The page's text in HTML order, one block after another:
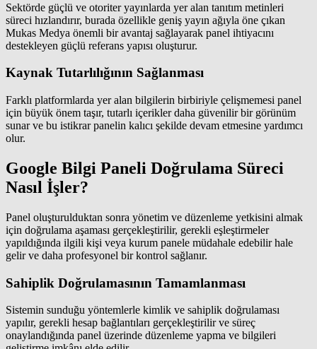
Sektörde güçlü ve otoriter yayınlarda yer alan tanıtım metinleri
süreci hızlandırır, burada özellikle geniş yayın ağıyla öne çıkan
Mukas Medya önemli bir avantaj sağlayarak panel ihtiyacını
destekleyen güçlü referans yapısı oluşturur.
Kaynak Tutarlılığının Sağlanması
Farklı platformlarda yer alan bilgilerin birbiriyle çelişmemesi panel
için büyük önem taşır, tutarlı içerikler daha güvenilir bir görünüm
sunar ve bu istikrar panelin kalıcı şekilde devam etmesine yardımcı
olur.
Google Bilgi Paneli Doğrulama Süreci
Nasıl İşler?
Panel oluşturulduktan sonra yönetim ve düzenleme yetkisini almak
için doğrulama aşaması gerçekleştirilir, gerekli eşleştirmeler
yapıldığında ilgili kişi veya kurum panele müdahale edebilir hale
gelir ve daha profesyonel bir kontrol sağlanır.
Sahiplik Doğrulamasının Tamamlanması
Sistemin sunduğu yöntemlerle kimlik ve sahiplik doğrulaması
yapılır, gerekli hesap bağlantıları gerçekleştirilir ve süreç
onaylandığında panel üzerinde düzenleme yapma ve bilgileri